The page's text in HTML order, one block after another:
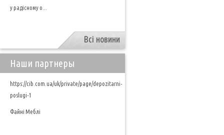
у радісному о...
Всі новини
Наши партнеры
https://cib.com.ua/uk/private/page/depozitarni-
poslugi-1
Файні Меблі